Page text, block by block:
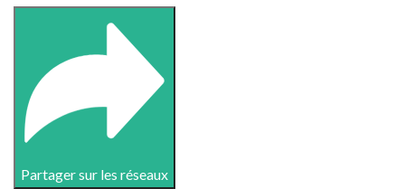
Partager sur les réseaux